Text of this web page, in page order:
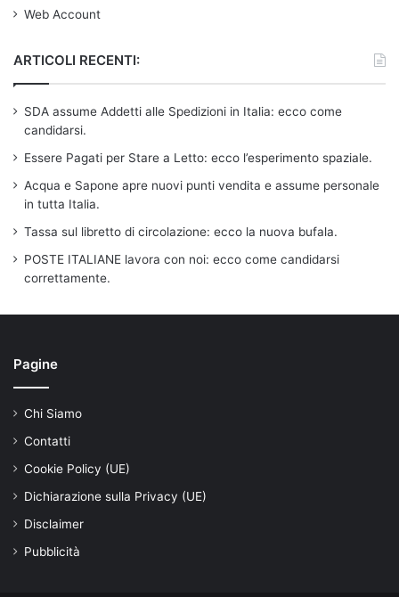
Web Account
ARTICOLI RECENTI:
SDA assume Addetti alle Spedizioni in Italia: ecco come
candidarsi.
Essere Pagati per Stare a Letto: ecco l’esperimento spaziale.
Acqua e Sapone apre nuovi punti vendita e assume personale
in tutta Italia.
Tassa sul libretto di circolazione: ecco la nuova bufala.
POSTE ITALIANE lavora con noi: ecco come candidarsi
correttamente.
Pagine
Chi Siamo
Contatti
Cookie Policy (UE)
Dichiarazione sulla Privacy (UE)
Disclaimer
Pubblicità